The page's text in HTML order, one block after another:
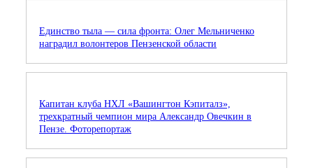
Единство тыла — сила фронта: Олег Мельниченко
наградил волонтеров Пензенской области
Капитан клуба НХЛ «Вашингтон Кэпиталз»,
трехкратный чемпион мира Александр Овечкин в
Пензе. Фоторепортаж